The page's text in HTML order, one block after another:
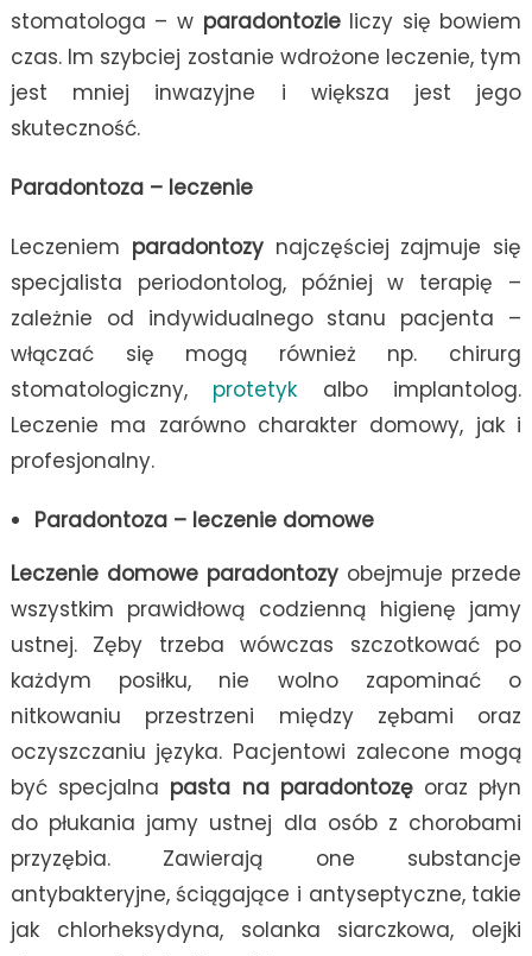
stomatologa – w paradontozieliczy się bowiem
czas. Im szybciej zostanie wdrożone leczenie, tym
jest mniej inwazyjne i większa jest jego
skuteczność.
Paradontoza – leczenie
Leczeniem paradontozynajczęściej zajmuje się
specjalista periodontolog, później w terapię –
zależnie od indywidualnego stanu pacjenta –
włączać się mogą również np. chirurg
stomatologiczny, protetyk albo implantolog.
Leczenie ma zarówno charakter domowy, jak i
profesjonalny.
Paradontoza – leczenie domowe
Leczenie domowe paradontozy obejmuje przede
wszystkim prawidłową codzienną higienę jamy
ustnej. Zęby trzeba wówczas szczotkować po
każdym posiłku, nie wolno zapominać o
nitkowaniu przestrzeni między zębami oraz
oczyszczaniu języka. Pacjentowi zalecone mogą
być specjalna pasta na paradontozęoraz płyn
do płukania jamy ustnej dla osób z chorobami
przyzębia. Zawierają one substancje
antybakteryjne, ściągające i antyseptyczne, takie
jak chlorheksydyna, solanka siarczkowa, olejki